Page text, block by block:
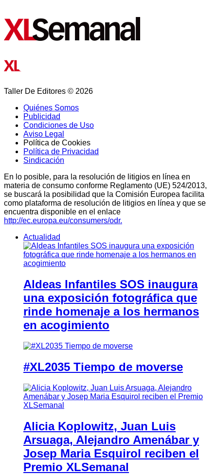
Taller De Editores © 2026
Quiénes Somos
Publicidad
Condiciones de Uso
Aviso Legal
Política de Cookies
Política de Privacidad
Sindicación
En lo posible, para la resolución de litigios en línea en
materia de consumo conforme Reglamento (UE) 524/2013,
se buscará la posibilidad que la Comisión Europea facilita
como plataforma de resolución de litigios en línea y que se
encuentra disponible en el enlace
http://ec.europa.eu/consumers/odr.
Actualidad
Aldeas Infantiles SOS inaugura
una exposición fotográfica que
rinde homenaje a los hermanos
en acogimiento
#XL2035 Tiempo de moverse
Alicia Koplowitz, Juan Luis
Arsuaga, Alejandro Amenábar y
Josep Maria Esquirol reciben el
Premio XLSemanal